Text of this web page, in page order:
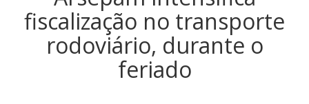
fiscalização no transporte
rodoviário, durante o
feriado